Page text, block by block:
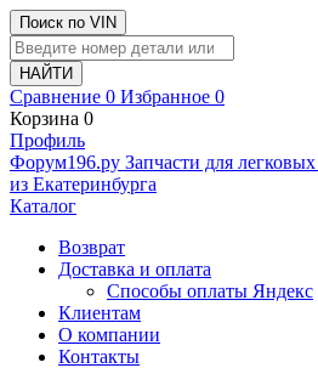
Поиск по VIN
Сравнение 0 Избранное 0
Корзина 0
Профиль
Фoрум196.ру Запчасти для
из Екатеринбурга
Каталог
Возврат
Доставка и оплата
Способы оплаты Яндекс
Клиентам
О компании
Контакты